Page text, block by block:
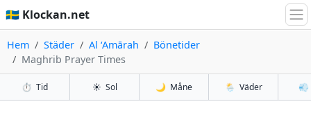
🇸🇪 Klockan.net
Hem Städer Al ‘Amārah
Bönetider
Maghrib Prayer Times
⏱️ Tid ☀️ Sol 🌙 Måne 🌦️ Väder 💨